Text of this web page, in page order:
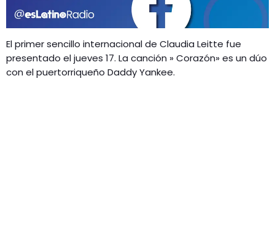
MÚSICA
RADIO SPLENDID
CONTACTO
El primer sencillo internacional de Claudia Leitte fue
presentado el jueves 17. La canción » Corazón» es un dúo
con el puertorriqueño Daddy Yankee.